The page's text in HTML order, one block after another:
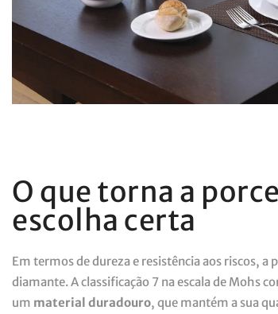
O que torna a
escolha certa
Em termos de dureza e resistência aos riscos,
diamante. A classificação 7 na escala de Mohs
um material duradouro, que mantém a sua